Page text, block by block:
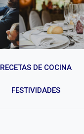
RECETAS DE COCINA
FESTIVIDADES